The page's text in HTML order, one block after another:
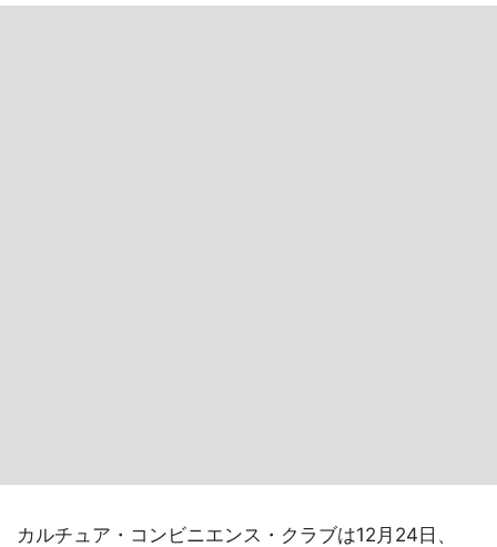
カルチュア・コンビニエンス・クラブは12月24日、